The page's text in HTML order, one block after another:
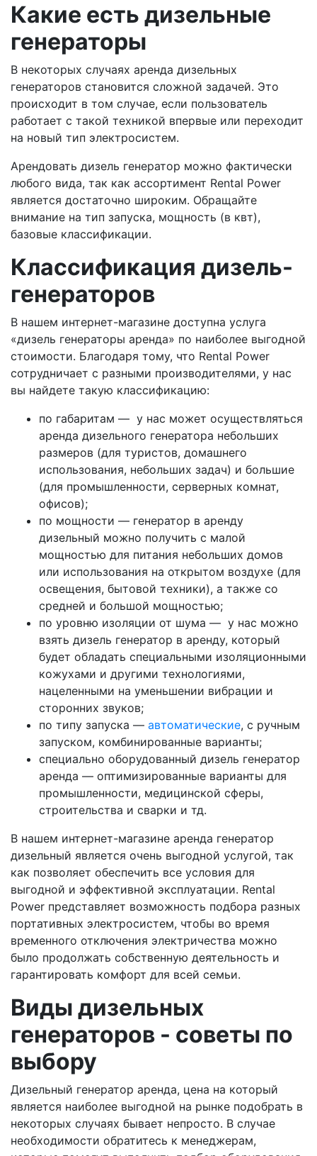
Какие есть дизельные
генераторы
В некоторых случаях аренда дизельных
генераторов становится сложной задачей. Это
происходит в том случае, если пользователь
работает с такой техникой впервые или переходит
на новый тип электросистем.
Арендовать дизель генератор можно фактически
любого вида, так как ассортимент Rental Power
является достаточно широким. Обращайте
внимание на тип запуска, мощность (в квт),
базовые классификации.
Классификация дизель-
генераторов
В нашем интернет-магазине доступна услуга
«дизель генераторы аренда» по наиболее выгодной
стоимости. Благодаря тому, что Rental Power
сотрудничает с разными производителями, у нас
вы найдете такую классификацию:
по габаритам — у нас может осуществляться
аренда дизельного генератора небольших
размеров (для туристов, домашнего
использования, небольших задач) и большие
(для промышленности, серверных комнат,
офисов);
по мощности — генератор в аренду
дизельный можно получить с малой
мощностью для питания небольших домов
или использования на открытом воздухе (для
освещения, бытовой техники), а также со
средней и большой мощностью;
по уровню изоляции от шума — у нас можно
взять дизель генератор в аренду, который
будет обладать специальными изоляционными
кожухами и другими технологиями,
нацеленными на уменьшении вибрации и
сторонних звуков;
по типу запуска — автоматические, с ручным
запуском, комбинированные варианты;
специально оборудованный дизель генератор
аренда — оптимизированные варианты для
промышленности, медицинской сферы,
строительства и сварки и тд.
В нашем интернет-магазине аренда генератор
дизельный является очень выгодной услугой, так
как позволяет обеспечить все условия для
выгодной и эффективной эксплуатации. Rental
Power представляет возможность подбора разных
портативных электросистем, чтобы во время
временного отключения электричества можно
было продолжать собственную деятельность и
гарантировать комфорт для всей семьи.
Виды дизельных
генераторов - советы по
выбору
Дизельный генератор аренда, цена на который
является наиболее выгодной на рынке подобрать в
некоторых случаях бывает непросто. В случае
необходимости обратитесь к менеджерам,